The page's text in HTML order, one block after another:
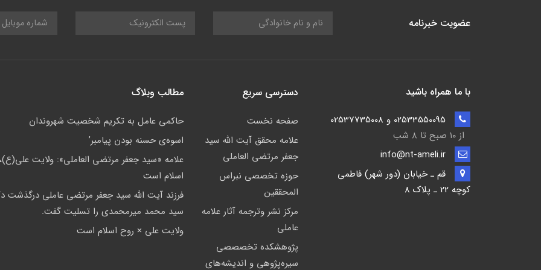
عضویت خبرنامه
با ما همراه باشید
از ۱۰ صبح تا ۸ شب
قم ـ خيابان (دور شهر) فاطمي
كوچه 22 ـ پلاک 8
دسترسی سریع
صفحه نخست
علامه محقق آیت الله سید
جعفر مرتضی العاملی
حوزه تخصصی نبراس
المحققین
مركز نشر وترجمه آثار علامه
عاملی
پژوهشكده تخصصصى
سیره‌پژوهی و اندیشه‌های
مطالب وبلاگ
حاکمى عامل به تکريم شخصيت شهروندان
اسوه‌ى حسنه بودن پيامبر’
علامه «سيد جعفر مرتضي العاملي»: ولايت
اسلام است
فرزند آیت الله سید جعفر مرتضی عاملی درگذشت
سید محمد میرمحمدی را تسلیت گفت.
ولايت على × روح اسلام است